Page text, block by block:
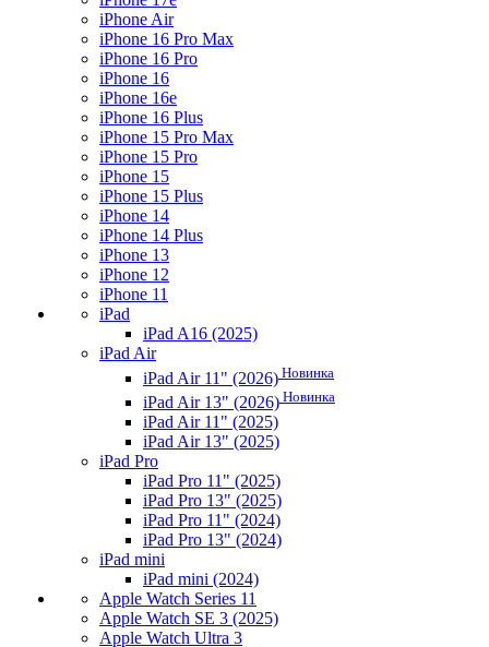
iPhone Air
iPhone 16 Pro Max
iPhone 16 Pro
iPhone 16
iPhone 16e
iPhone 16 Plus
iPhone 15 Pro Max
iPhone 15 Pro
iPhone 15
iPhone 15 Plus
iPhone 14
iPhone 14 Plus
iPhone 13
iPhone 12
iPhone 11
iPad
iPad A16 (2025)
iPad Air
iPad Air 11" (2026) Новинка
iPad Air 13" (2026) Новинка
iPad Air 11" (2025)
iPad Air 13" (2025)
iPad Pro
iPad Pro 11" (2025)
iPad Pro 13" (2025)
iPad Pro 11" (2024)
iPad Pro 13" (2024)
iPad mini
iPad mini (2024)
Apple Watch Series 11
Apple Watch SE 3 (2025)
Apple Watch Ultra 3